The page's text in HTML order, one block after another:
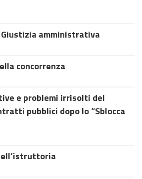
Giustizia amministrativa
concorrenza
e problemi irrisolti del
pubblici dopo lo “Sblocca